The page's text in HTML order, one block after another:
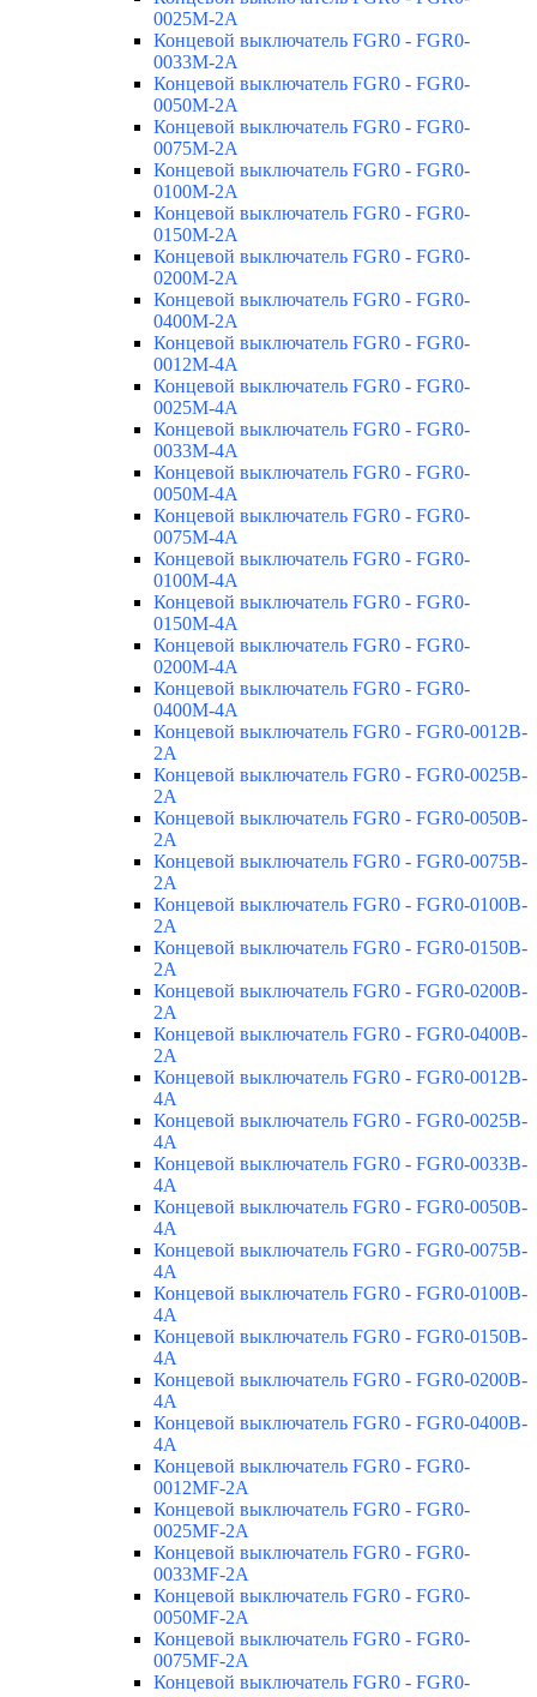
0025M-2A
Концевой выключатель FGR0 - FGR0-
0033M-2A
Концевой выключатель FGR0 - FGR0-
0050M-2A
Концевой выключатель FGR0 - FGR0-
0075M-2A
Концевой выключатель FGR0 - FGR0-
0100M-2A
Концевой выключатель FGR0 - FGR0-
0150M-2A
Концевой выключатель FGR0 - FGR0-
0200M-2A
Концевой выключатель FGR0 - FGR0-
0400M-2A
Концевой выключатель FGR0 - FGR0-
0012M-4A
Концевой выключатель FGR0 - FGR0-
0025M-4A
Концевой выключатель FGR0 - FGR0-
0033M-4A
Концевой выключатель FGR0 - FGR0-
0050M-4A
Концевой выключатель FGR0 - FGR0-
0075M-4A
Концевой выключатель FGR0 - FGR0-
0100M-4A
Концевой выключатель FGR0 - FGR0-
0150M-4A
Концевой выключатель FGR0 - FGR0-
0200M-4A
Концевой выключатель FGR0 - FGR0-
0400M-4A
Концевой выключатель FGR0 - FGR0-0012B-
2A
Концевой выключатель FGR0 - FGR0-0025B-
2A
Концевой выключатель FGR0 - FGR0-0050B-
2A
Концевой выключатель FGR0 - FGR0-0075B-
2A
Концевой выключатель FGR0 - FGR0-0100B-
2A
Концевой выключатель FGR0 - FGR0-0150B-
2A
Концевой выключатель FGR0 - FGR0-0200B-
2A
Концевой выключатель FGR0 - FGR0-0400B-
2A
Концевой выключатель FGR0 - FGR0-0012B-
4A
Концевой выключатель FGR0 - FGR0-0025B-
4A
Концевой выключатель FGR0 - FGR0-0033B-
4A
Концевой выключатель FGR0 - FGR0-0050B-
4A
Концевой выключатель FGR0 - FGR0-0075B-
4A
Концевой выключатель FGR0 - FGR0-0100B-
4A
Концевой выключатель FGR0 - FGR0-0150B-
4A
Концевой выключатель FGR0 - FGR0-0200B-
4A
Концевой выключатель FGR0 - FGR0-0400B-
4A
Концевой выключатель FGR0 - FGR0-
0012MF-2A
Концевой выключатель FGR0 - FGR0-
0025MF-2A
Концевой выключатель FGR0 - FGR0-
0033MF-2A
Концевой выключатель FGR0 - FGR0-
0050MF-2A
Концевой выключатель FGR0 - FGR0-
0075MF-2A
Концевой выключатель FGR0 - FGR0-